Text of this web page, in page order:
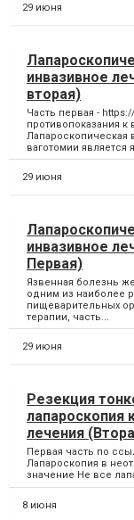
29 июня
инвазивное
вторая)
Часть первая -
противопоказания
Лапароскопическая
ваготомии является
29 июня
инвазивное
Первая)
Язвенная болезнь
одним из наиболее
пищеварительных
терапии, часть...
29 июня
Резекция
лапароскопия
лечения
Первая часть по
Лапароскопия в
значение Не все
8 июня